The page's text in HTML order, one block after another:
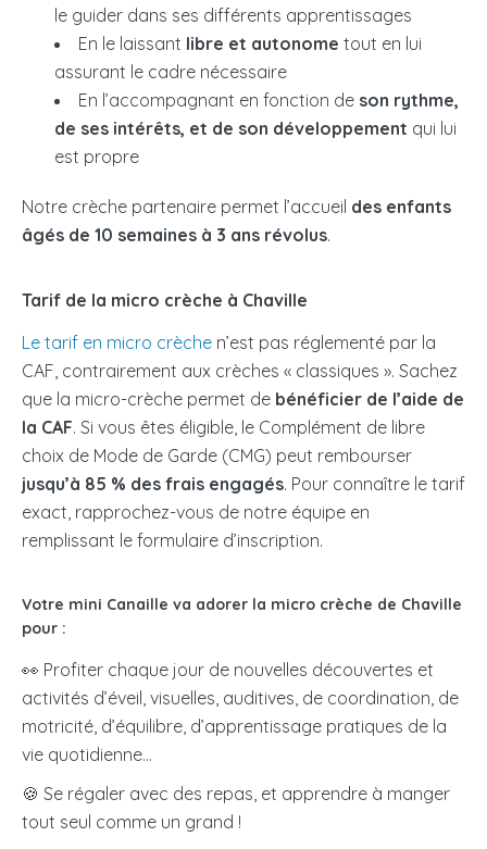
le guider dans ses différents apprentissages
En le laissant libre et autonome tout en lui
assurant le cadre nécessaire
En l’accompagnant en fonction de son rythme,
de ses intérêts, et de son développement qui lui
est propre
Notre crèche partenaire permet l’accueil des enfants
âgés de 10 semaines à 3 ans révolus.
Tarif de la micro crèche à Chaville
Le tarif en micro crèche n’est pas réglementé par la
CAF, contrairement aux crèches « classiques ». Sachez
que la micro-crèche permet de bénéficier de l’aide de
la CAF. Si vous êtes éligible, le Complément de libre
choix de Mode de Garde (CMG) peut rembourser
jusqu’à 85 % des frais engagés. Pour connaître le tarif
exact, rapprochez-vous de notre équipe en
remplissant le formulaire d’inscription.
Votre mini Canaille va adorer la micro crèche de Chaville
pour :
👀 Profiter chaque jour de nouvelles découvertes et
activités d’éveil, visuelles, auditives, de coordination, de
motricité, d’équilibre, d’apprentissage pratiques de la
vie quotidienne…
🍪 Se régaler avec des repas, et apprendre à manger
tout seul comme un grand !